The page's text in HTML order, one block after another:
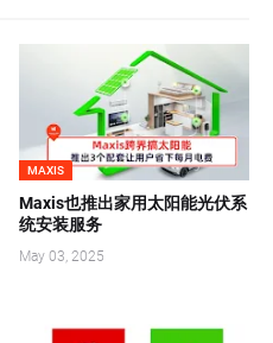
MAXIS
Maxis也推出家用太阳能光伏系
统安装服务
May 03, 2025